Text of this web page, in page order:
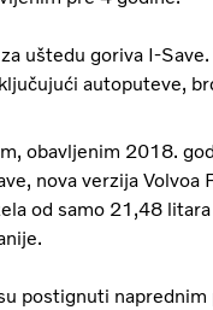
uštedu goriva I-
autoputeve,
obavljenim 2018.
nova verzija
od samo 21,48
postignuti